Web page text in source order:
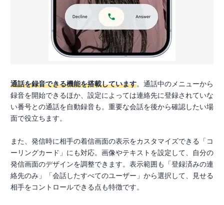
通話を録音できる機能を搭載しています。通話中のメニューから
録音を開始できるほか、設定によっては連絡先に登録されていな
い番号との通話を自動録音も。重要な会話を後から確認したい場
面で役立ちます。
また、発信時に相手の着信画面の表示をカスタマイズできる「コ
ーリングカード」にも対応。画像やテキストを設定して、自分の
発信画面のデザインを調整できます。表示範囲も「登録済みの連
絡先のみ」「会話したすべてのユーザー」から選択して、見せる
相手をコントロールできる点も特徴です。